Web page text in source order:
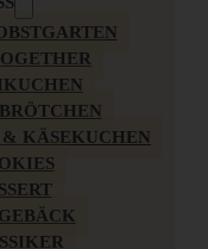
KÄSEKUCHEN